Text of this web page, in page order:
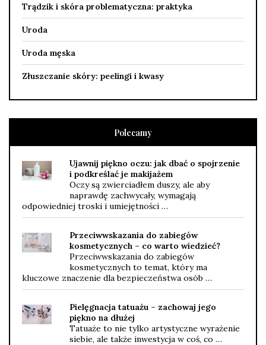
Trądzik i skóra problematyczna: praktyka
Uroda
Uroda męska
Złuszczanie skóry: peelingi i kwasy
Polecamy
Ujawnij piękno oczu: jak dbać o spojrzenie
i podkreślać je makijażem
Oczy są zwierciadłem duszy, ale aby
naprawdę zachwycały, wymagają
odpowiedniej troski i umiejętności …
Przeciwwskazania do zabiegów
kosmetycznych – co warto wiedzieć?
Przeciwwskazania do zabiegów
kosmetycznych to temat, który ma
kluczowe znaczenie dla bezpieczeństwa osób …
Pielęgnacja tatuażu – zachowaj jego
piękno na dłużej
Tatuaże to nie tylko artystyczne wyrażenie
siebie, ale także inwestycja w coś, co …